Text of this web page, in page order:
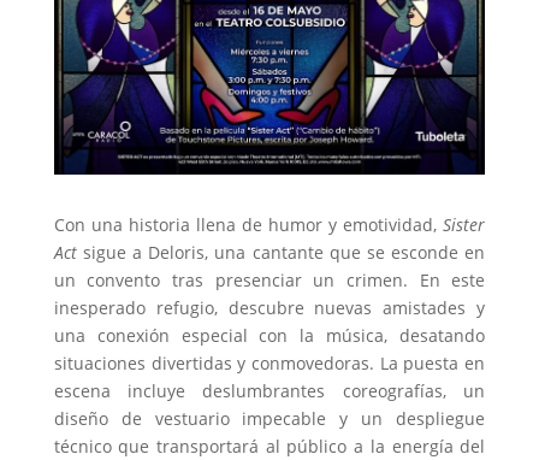
Con una historia llena de humor y emotividad,Sister
Actsigue a Deloris, una cantante que se esconde en
un convento tras presenciar un crimen. En este
inesperado refugio, descubre nuevas amistades y
una conexión especial con la música, desatando
situaciones divertidas y conmovedoras. La puesta en
escena incluye deslumbrantes coreografías, un
diseño de vestuario impecable y un despliegue
técnico que transportará al público a la energía del